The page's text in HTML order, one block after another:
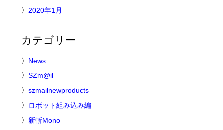
2020年1月
カテゴリー
News
SZm@il
szmailnewproducts
ロボット組み込み編
新斬Mono